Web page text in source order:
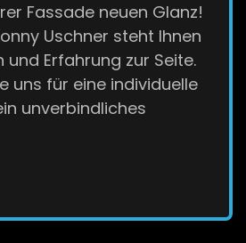
Fassade neuen Glanz!
Uschner steht Ihnen
und Erfahrung zur Seite.
uns für eine individuelle
unverbindliches